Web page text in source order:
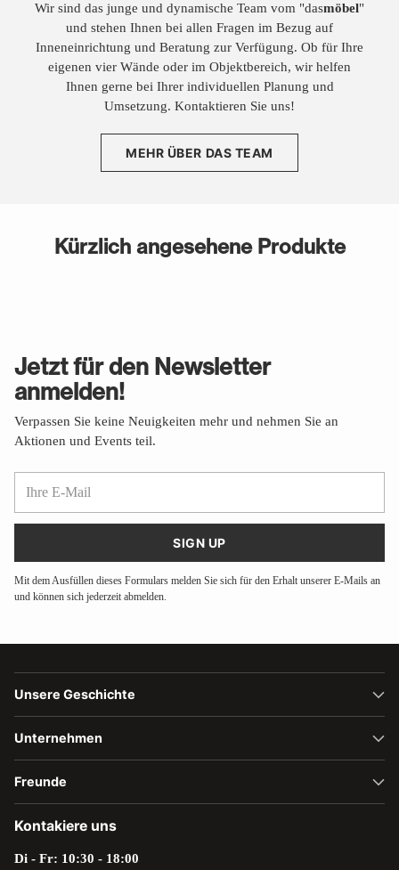
Wir sind das junge und dynamische Team vom "dasmöbel"
und stehen Ihnen bei allen Fragen im Bezug auf
Inneneinrichtung und Beratung zur Verfügung. Ob für Ihre
eigenen vier Wände oder im Objektbereich, wir helfen
Ihnen gerne bei Ihrer individuellen Planung und
Umsetzung. Kontaktieren Sie uns!
MEHR ÜBER DAS TEAM
Kürzlich angesehene Produkte
Jetzt für den Newsletter
anmelden!
Verpassen Sie keine Neuigkeiten mehr und nehmen Sie an
Aktionen und Events teil.
SIGN UP
Mit dem Ausfüllen dieses Formulars melden Sie sich für den Erhalt unserer E-Mails an
und können sich jederzeit abmelden.
Unsere Geschichte
Unternehmen
Freunde
Kontakiere uns
Di - Fr: 10:30 - 18:00